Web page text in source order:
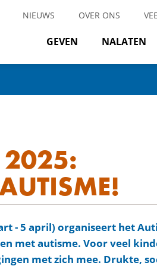
NIEUWS OVER ONS
GEVEN NALATEN
2025:
- 5 april) organiseert het
met autisme. Voor veel
met zich mee. Drukte,